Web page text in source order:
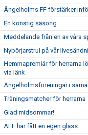
Ängelholms FF förstärker
En konstig säsong
Meddelande från en av våra
Nybörjarstrul på vår
Hemmapremiär för herrarna
via länk
Ängelholmsföreningar i
Träningsmatcher för herrarna
Glad midsommar!
ÄFF har fått en egen glass.